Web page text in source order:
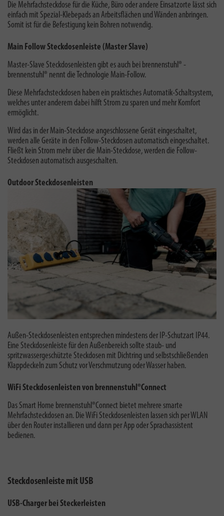
Die Mehrfachsteckdose für die Küche, Büro oder andere Einsatzorte lässt sich
einfach mit Spezial-Klebepads an Arbeitsflächen und Wänden anbringen.
Somit ist für die Befestigung kein Bohren notwendig.
Main Follow Steckdosenleiste (Master Slave)
Master-Slave Steckdosenleisten gibt es auch bei brennenstuhl® -
brennenstuhl® nennt die Technologie Main-Follow.
Diese Mehrfachsteckdosen haben ein praktisches Automatik-Schaltsystem,
welches unter anderem dabei hilft Strom zu sparen und mehr Komfort
ermöglicht.
Wird das in der Main-Steckdose angeschlossene Gerät eingeschaltet,
werden alle Geräte in den Follow-Steckdosen automatisch eingeschaltet.
Fließt kein Strom mehr über die Main-Steckdose, werden die Follow-
Steckdosen automatisch ausgeschalten.
Outdoor Steckdosenleisten
Außen-Steckdosenleisten entsprechen mindestens der IP-Schutzart IP44.
Eine Steckdosenleiste für den Außenbereich sollte staub- und
spritzwassergeschützte Steckdosen mit Dichtring und selbstschließenden
Klappdeckeln zum Schutz vor Verschmutzung oder Wasser haben.
WiFi Steckdosenleisten von brennenstuhl®Connect
Das Smart Home brennenstuhl®Connect bietet mehrere smarte
Mehrfachsteckdosen an. Die WiFi Steckdosenleisten lassen sich per WLAN
über den Router installieren und dann per App oder Sprachassistent
bedienen.
Steckdosenleiste mit USB
USB-Charger bei Steckerleisten